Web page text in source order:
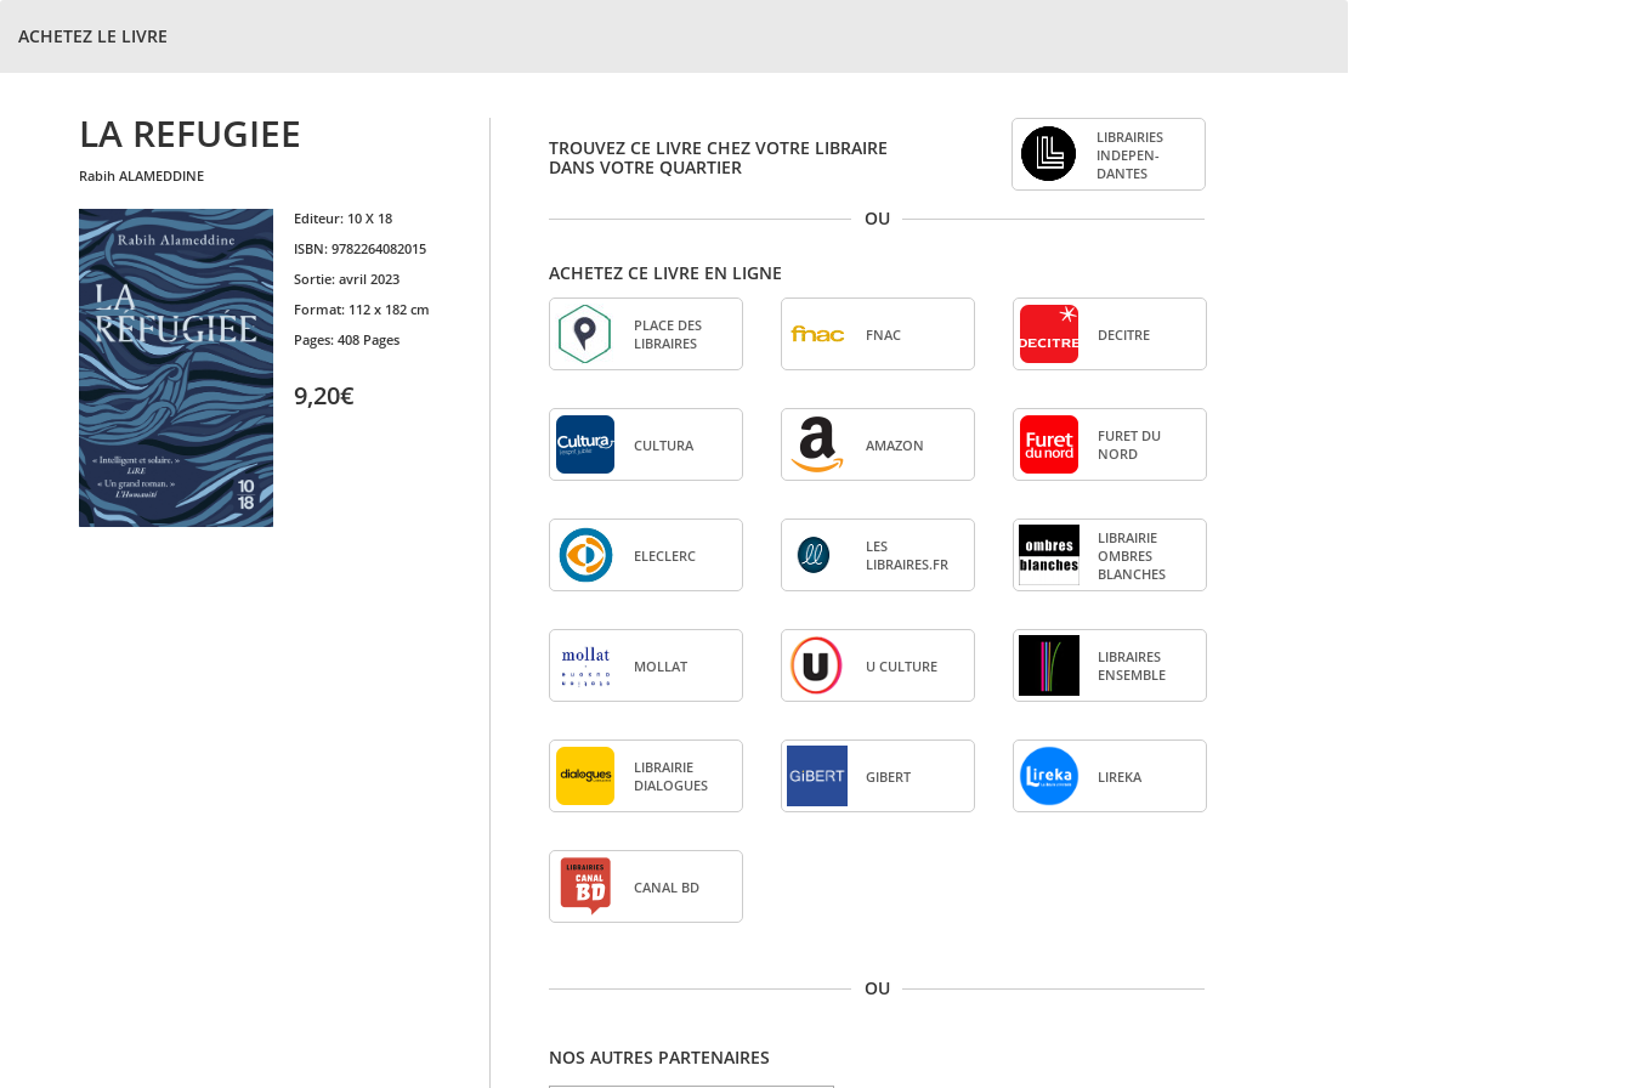
ACHETEZ LE LIVRE
LA REFUGIEE
rabih ALAMEDDINE
Editeur: 10 X 18
ISBN: 9782264082015
Sortie: avril 2023
Format: 112 x 182 cm
Pages: 408 Pages
9,20€
TROUVEZ CE LIVRE CHEZ VOTRE LIBRAIRE
DANS VOTRE QUARTIER
LIBRAI­RIES
INDE­PEN­
DANTES
OU
ACHETEZ CE LIVRE EN LIGNE
PLACE DES
LIBRAIRES
FNAC DECITRE
CULTURA AMA­ZON
FURET DU
NORD
ELE­CLERC
LES
LIBRAIRES.FR
LIBRAI­RIE
OMBRES
BLANCHES
MOL­LAT U CULTURE
LIBRAIRES
ENSEMBLE
LIBRAI­RIE
DIA­LOGUES
GIBERT LIREKA
CANAL BD
OU
NOS AUTRES PARTENAIRES